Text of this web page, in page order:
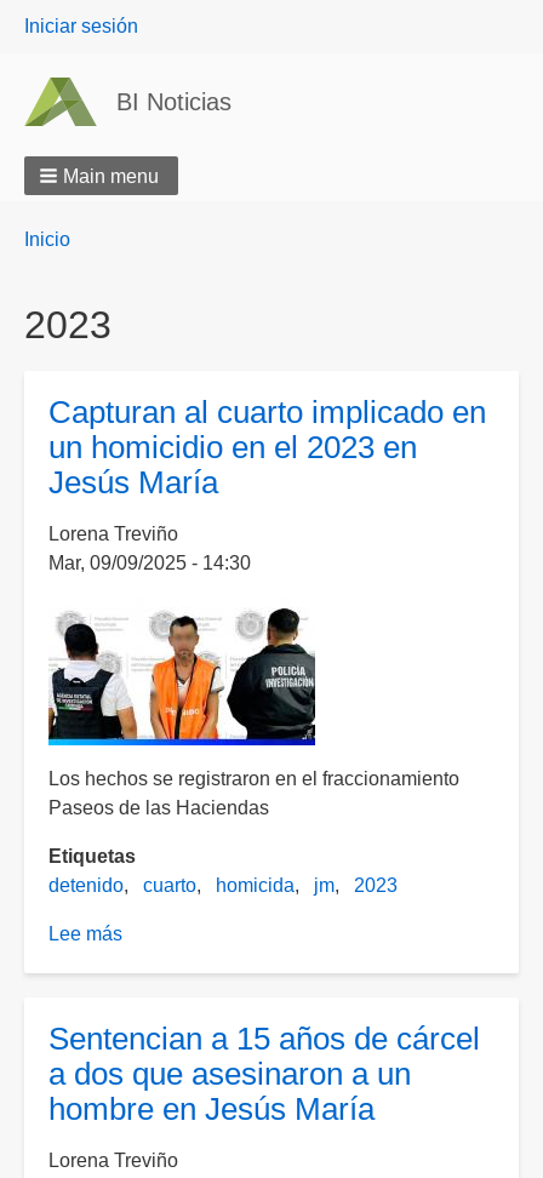
User
Iniciar sesión
BI Noticias
Main menu
Breadcrumbs
You
Inicio
2023
Capturan al cuarto implicado en
un homicidio en el 2023 en
Jesús María
Lorena Treviño
Mar, 09/09/2025 - 14:30
Los hechos se registraron en el fraccionamiento
Paseos de las Haciendas
Etiquetas
detenido
cuarto homicida jm 2023
Lee más
implicado
en
un
en
Sentencian a 15 años de cárcel
a dos que asesinaron a un
hombre en Jesús María
Lorena Treviño